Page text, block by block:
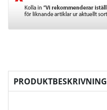
PRODUKTBESKRIVNING